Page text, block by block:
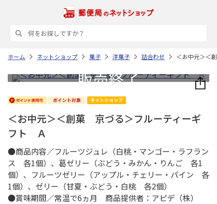
ホーム ネットショップ 菓子 洋菓子 詰合わせ ＜お中元＞＜
＜お中元＞＜創菓 京づる＞フルーティーギ
フト Ａ
●商品内容／フルーツジュレ（白桃・マンゴー・ラフラン
ス 各1個）、葛ゼリー（ぶどう・みかん・りんご 各1
個）、フルーツゼリー（アップル・チェリー・パイン 各
1個）、ゼリー（甘夏・ぶどう・白桃 各2個）
●賞味期間／常温で6ヵ月 商品提供者：アピデ（株）